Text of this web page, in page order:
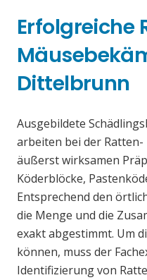
Erfolgreiche
Dittelbrunn
Ausgebildete
arbeiten bei der
äußerst wirksamen
Köderblöcke,
Entsprechend den
die Menge und die
exakt abgestimmt. Um
können, muss der
Identifizierung von